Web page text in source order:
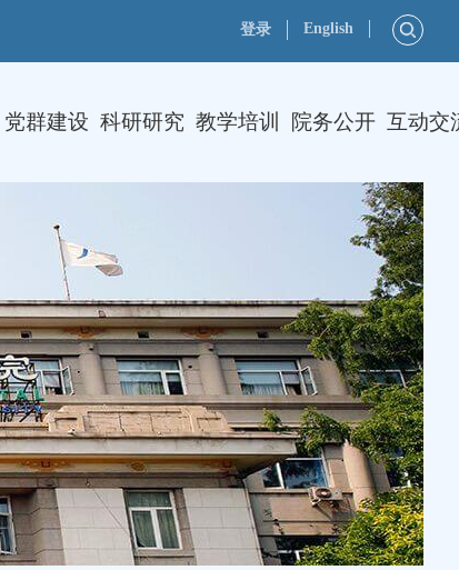
登录 English
党群建设 科研研究 教学培训 院务公开 互动交